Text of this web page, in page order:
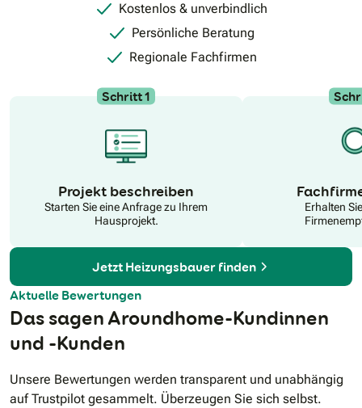
Kostenlos & unverbindlich
Persönliche Beratung
Regionale Fachfirmen
Schritt 1
Projekt beschreiben
Starten Sie eine Anfrage zu Ihrem
Hausprojekt.
Erhalten
Jetzt Heizungsbauer finden
Aktuelle Bewertungen
Das sagen Aroundhome-Kundinnen
und -Kunden
Unsere Bewertungen werden transparent und unabhängig
auf Trustpilot gesammelt. Überzeugen Sie sich selbst.